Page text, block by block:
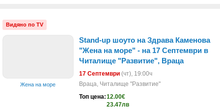
Видяно по TV
Жена на море
Stand-up шоуто на Здрава Каменова
"Жена на море" - на 17 Септември в
Читалище "Развитие", Враца
17 Септември (чт), 19:00ч
Враца, Читалище "Развитие"
Топ цена:12.00€
23.47лв